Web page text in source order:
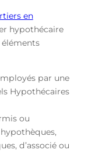
en
hypothécaire
par une
Hypothécaires
ou
d’associé ou